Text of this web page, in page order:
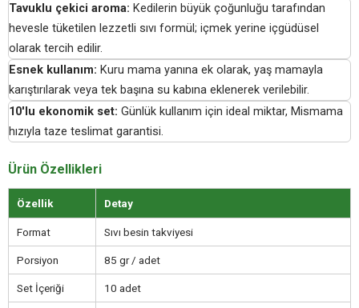
Tavuklu çekici aroma: Kedilerin büyük çoğunluğu tarafından
hevesle tüketilen lezzetli sıvı formül; içmek yerine içgüdüsel
olarak tercih edilir.
Esnek kullanım: Kuru mama yanına ek olarak, yaş mamayla
karıştırılarak veya tek başına su kabına eklenerek verilebilir.
10'lu ekonomik set: Günlük kullanım için ideal miktar, Mismama
hızıyla taze teslimat garantisi.
Ürün Özellikleri
Özellik Detay
Format Sıvı besin takviyesi
Porsiyon 85 gr / adet
Set İçeriği 10 adet